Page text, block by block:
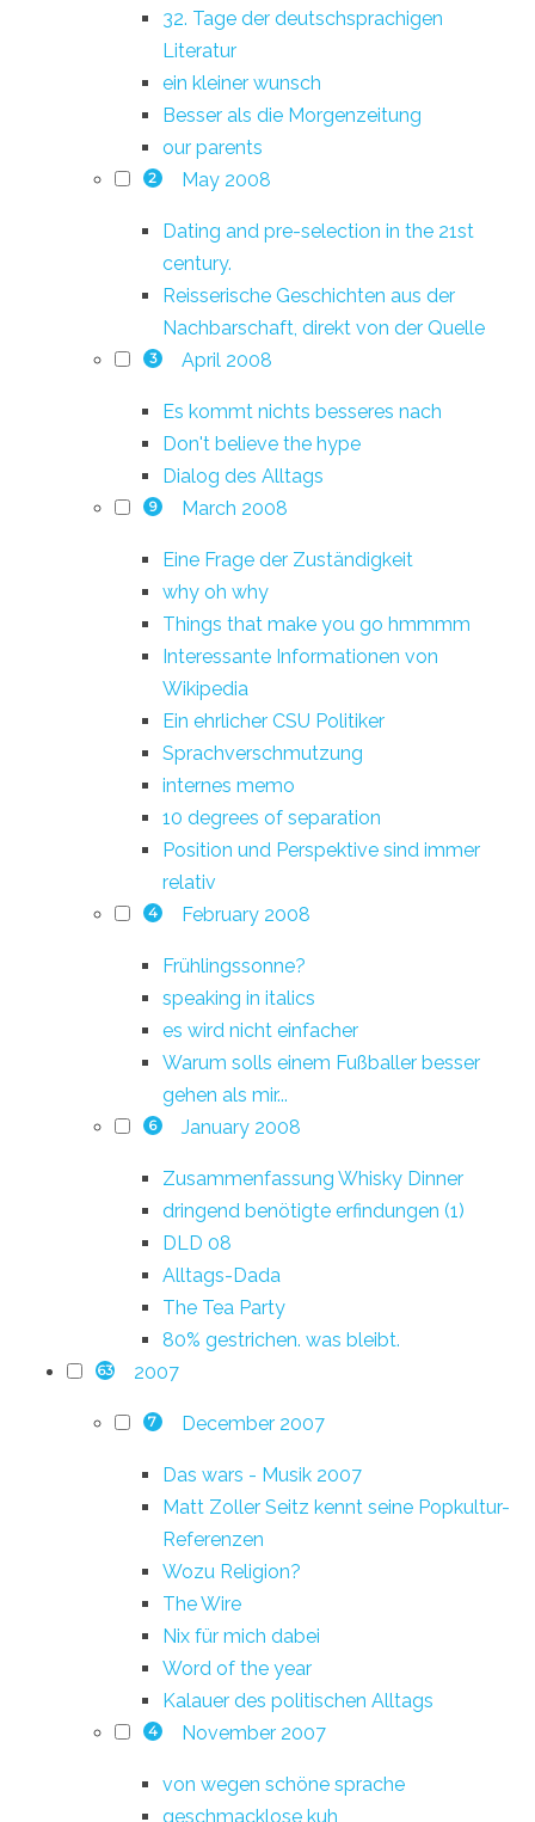
32. Tage der deutschsprachigen
Literatur
ein kleiner wunsch
Besser als die Morgenzeitung
our parents
2 May 2008
Dating and pre-selection in the 21st
century.
Reisserische Geschichten aus der
Nachbarschaft, direkt von der Quelle
3 April 2008
Es kommt nichts besseres nach
Don't believe the hype
Dialog des Alltags
9 March 2008
Eine Frage der Zuständigkeit
why oh why
Things that make you go hmmmm
Interessante Informationen von
Wikipedia
Ein ehrlicher CSU Politiker
Sprachverschmutzung
internes memo
10 degrees of separation
Position und Perspektive sind immer
relativ
4 February 2008
Frühlingssonne?
speaking in italics
es wird nicht einfacher
Warum solls einem Fußballer besser
gehen als mir...
6 January 2008
Zusammenfassung Whisky Dinner
dringend benötigte erfindungen (1)
DLD 08
Alltags-Dada
The Tea Party
80% gestrichen. was bleibt.
63 2007
7 December 2007
Das wars - Musik 2007
Matt Zoller Seitz kennt seine Popkultur-
Referenzen
Wozu Religion?
The Wire
Nix für mich dabei
Word of the year
Kalauer des politischen Alltags
4 November 2007
von wegen schöne sprache
geschmacklose kuh